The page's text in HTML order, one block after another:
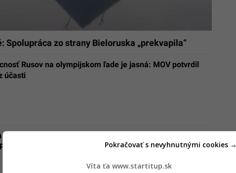
Spolupráca zo strany Bieloruska „prekvapila“
Rusov na olympijskom ľade je jasná: MOV potvrdil
účasti
hrozí jadrovým úderom: „Európa sa pripravuje na vojnu
do roku 2030“
Víta ťa www.startitup.sk
Pokračovať s nevyhnutnými cookies →